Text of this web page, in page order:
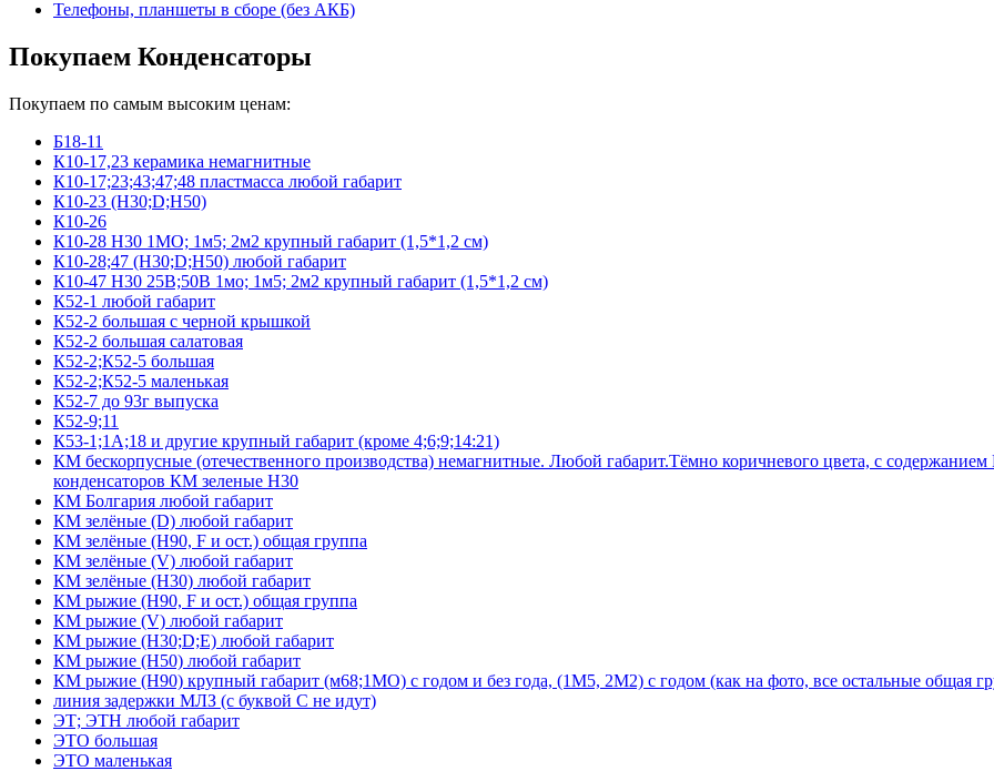
Телефоны, планшеты в сборе (без АКБ)
Покупаем Конденсаторы
Покупаем по самым высоким ценам:
Б18-11
К10-17,23 керамика немагнитные
К10-17;23;43;47;48 пластмасса любой габарит
К10-23 (Н30;D;Н50)
К10-26
К10-28 Н30 1МО; 1м5; 2м2 крупный габарит (1,5*1,2 см)
К10-28;47 (Н30;D;Н50) любой габарит
К10-47 Н30 25В;50В 1мо; 1м5; 2м2 крупный габарит (1,5*1,2 см)
К52-1 любой габарит
К52-2 большая с черной крышкой
К52-2 большая салатовая
К52-2;К52-5 большая
К52-2;К52-5 маленькая
К52-7 до 93г выпуска
К52-9;11
К53-1;1А;18 и другие крупный габарит (кроме 4;6;9;14:21)
КМ бескорпусные (отечественного производства) немагнитные. Любой габарит.Тёмно коричневого цвета, с
конденсаторов КМ зеленые Н30
КМ Болгария любой габарит
КМ зелёные (D) любой габарит
КМ зелёные (H90, F и ост.) общая группа
КМ зелёные (V) любой габарит
КМ зелёные (Н30) любой габарит
КМ рыжие (H90, F и ост.) общая группа
КМ рыжие (V) любой габарит
КМ рыжие (Н30;D;E) любой габарит
КМ рыжие (Н50) любой габарит
КМ рыжие (Н90) крупный габарит (м68;1МО) с годом и без года, (1М5, 2М2) с годом (как на фото, все остальные общая
линия задержки МЛЗ (с буквой С не идут)
ЭТ; ЭТН любой габарит
ЭТО большая
ЭТО маленькая